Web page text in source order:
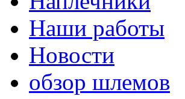
Наши работы
Новости
обзор шлемов